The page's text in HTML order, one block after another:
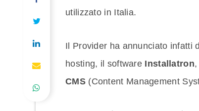
utilizzato in Italia.
Il Provider ha annunciato infatti
hosting, il software Installatron
CMS(Content Management